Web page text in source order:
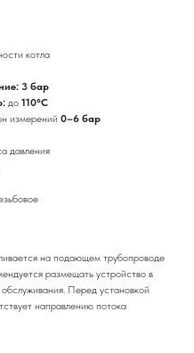
котла
3 бар
до 110°C
измерений 0–6 бар
давления
на подающем трубопроводе
размещать устройство в
Перед установкой
направлению потока